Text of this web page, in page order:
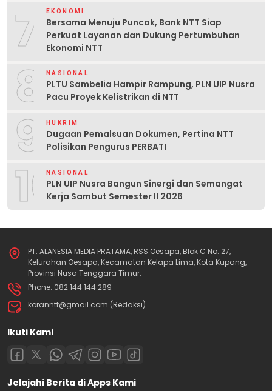
7 EKONOMI
Bersama Menuju Puncak, Bank NTT Siap
Perkuat Layanan dan Dukung Pertumbuhan
Ekonomi NTT
8 NASIONAL
PLTU Sambelia Hampir Rampung, PLN UIP Nusra
Pacu Proyek Kelistrikan di NTT
9 HUKRIM
Dugaan Pemalsuan Dokumen, Pertina NTT
Polisikan Pengurus PERBATI
10NASIONAL
PLN UIP Nusra Bangun Sinergi dan Semangat
Kerja Sambut Semester II 2026
PT. ALANESIA MEDIA PRATAMA, RSS Oesapa, Blok C No: 27,
Kelurahan Oesapa, Kecamatan Kelapa Lima, Kota Kupang,
Provinsi Nusa Tenggara Timur.
Phone: 082 144 144 289
koranntt@gmail.com (Redaksi)
Ikuti Kami
Jelajahi Berita di Apps Kami